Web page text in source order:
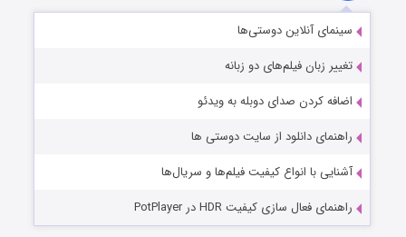
سینمای آنلاین دوستی‌ها
تغییر زبان فیلم‌های دو زبانه
اضافه کردن صدای دوبله به ویدئو
راهنمای دانلود از سایت دوستی ها
آشنایی با انواع کیفیت فیلم‌ها و سریال‌ها
راهنمای فعال سازی کیفیت HDR در PotPlayer